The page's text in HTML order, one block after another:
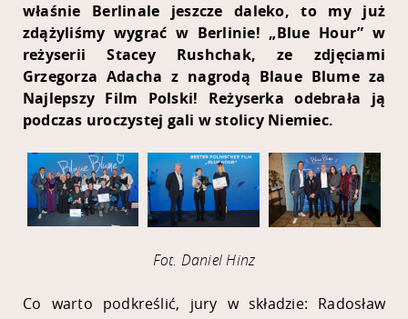
właśnie Berlinale jeszcze daleko, to my już
zdążyliśmy wygrać w Berlinie! „Blue Hour” w
reżyserii Stacey Rushchak, ze zdjęciami
Grzegorza Adacha z nagrodą Blaue Blume za
Najlepszy Film Polski! Reżyserka odebrała ją
podczas uroczystej gali w stolicy Niemiec.
Fot. Daniel Hinz
Co warto podkreślić, jury w składzie: Radosław